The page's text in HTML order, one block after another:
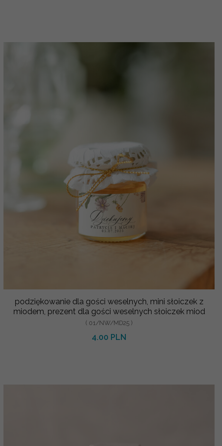
podziękowanie dla gości weselnych, mini słoiczek z
miodem, prezent dla gości weselnych słoiczek miod
( 01/NW/MD25 )
4.00 PLN